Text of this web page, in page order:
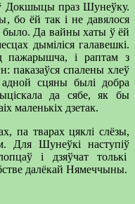
ў Докшыцы праз Шунеўку.
бо ёй так і не давялося
было. Да вайны хаты ў ёй
дыміліся галавешкі.
пажарышча, і раптам з
паказаўся спалены хлеў
сцяны былі добра
да сябе, як бы
маленькіх дзетак.
па тварах цяклі слёзы,
Для Шунеўкі наступіў
і дзяўчат толькі
далёкай Нямеччыны.